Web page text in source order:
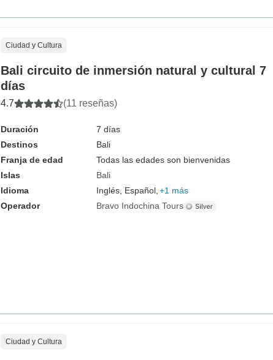
Ciudad y Cultura
Bali circuito de inmersión natural y cultural 7
días
4.7 (11 reseñas)
Duración
7 días
Destinos
Bali
Franja de edad
Todas las edades son bienvenidas
Islas
Bali
Idioma
Inglés, Español, +1 más
Operador
Bravo Indochina Tours
Ciudad y Cultura